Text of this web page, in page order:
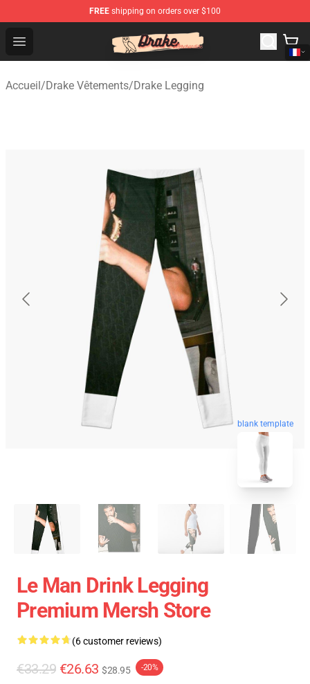
FREE shipping on orders over $100
Open menu
Drake Shop - Official Drake Merchandise Store
Accueil/Drake Vêtements/Drake Legging
blank template
Le Man Drink Legging
Premium Mersh Store
(6 customer reviews)
€33.29 €26.63 $28.95 -20%